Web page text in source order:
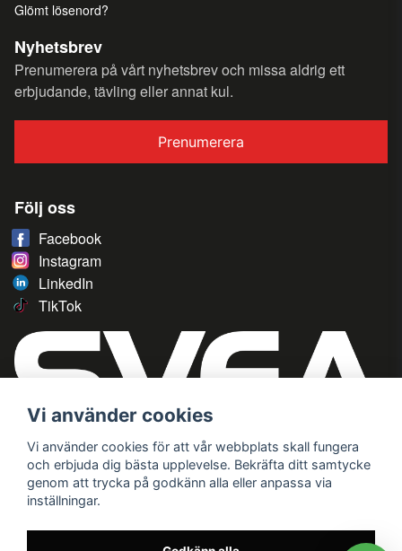
Glömt lösenord?
Nyhetsbrev
Prenumerera på vårt nyhetsbrev och missa aldrig ett
erbjudande, tävling eller annat kul.
Prenumerera
Följ oss
Facebook
Instagram
LinkedIn
TikTok
Vi använder cookies
Vi använder cookies för att vår webbplats skall fungera
och erbjuda dig bästa upplevelse. Bekräfta ditt samtycke
genom att trycka på godkänn alla eller anpassa via
inställningar.